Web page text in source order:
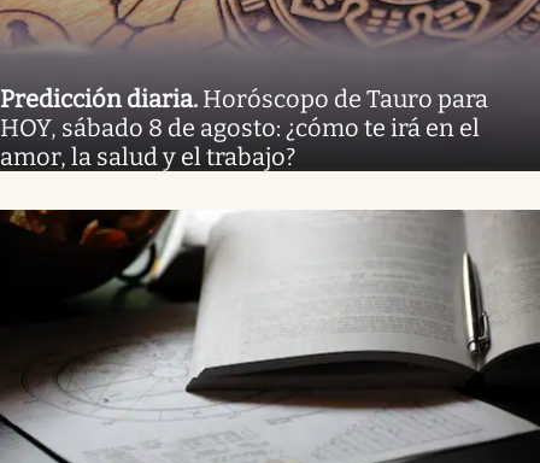
Predicción diaria. Horóscopo de Tauro para
HOY, sábado 8 de agosto: ¿cómo te irá en el
amor, la salud y el trabajo?